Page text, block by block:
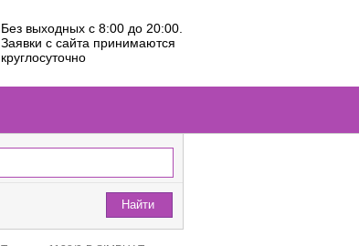
Без выходных с 8:00 до 20:00.
Заявки с сайта принимаются
круглосуточно
Найти